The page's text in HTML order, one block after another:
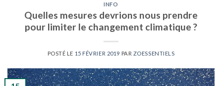
INFO
Quelles mesures devrions nous prendre
pour limiter le changement climatique ?
POSTÉ LE 15 FÉVRIER 2019 PAR ZOESSENTIELS